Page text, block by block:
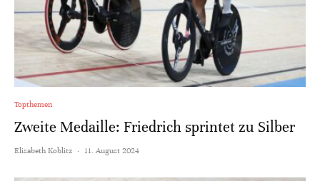
Topthemen
Zweite Medaille: Friedrich sprintet zu Silber
Elisabeth Koblitz · 11. August 2024